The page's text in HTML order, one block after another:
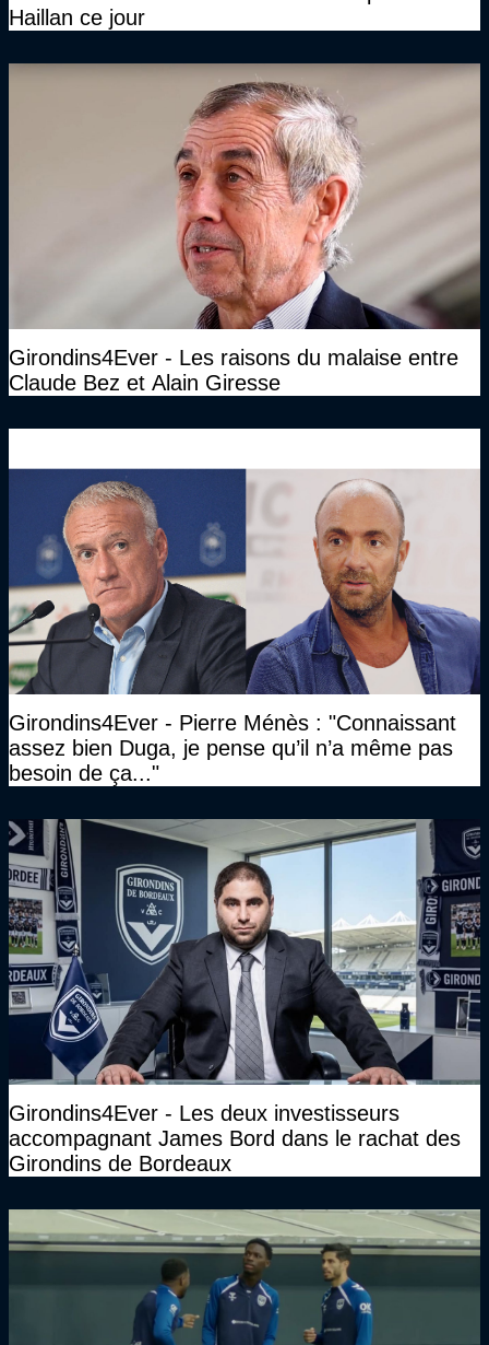
Haillan ce jour
Girondins4Ever - Les raisons du malaise entre
Claude Bez et Alain Giresse
Girondins4Ever - Pierre Ménès : "Connaissant
assez bien Duga, je pense qu’il n’a même pas
besoin de ça..."
Girondins4Ever - Les deux investisseurs
accompagnant James Bord dans le rachat des
Girondins de Bordeaux